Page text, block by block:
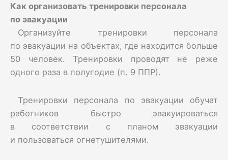
Как организовать тренировки персонала
по эвакуации
Организуйте тренировки персонала
по эвакуации на объектах, где находится больше
50 человек. Тренировки проводят не реже
одного раза в полугодие (п. 9 ППР).
Тренировки персонала по эвакуации обучат
работников быстро эвакуироваться
в соответствии с планом эвакуации
и пользоваться огнетушителями.